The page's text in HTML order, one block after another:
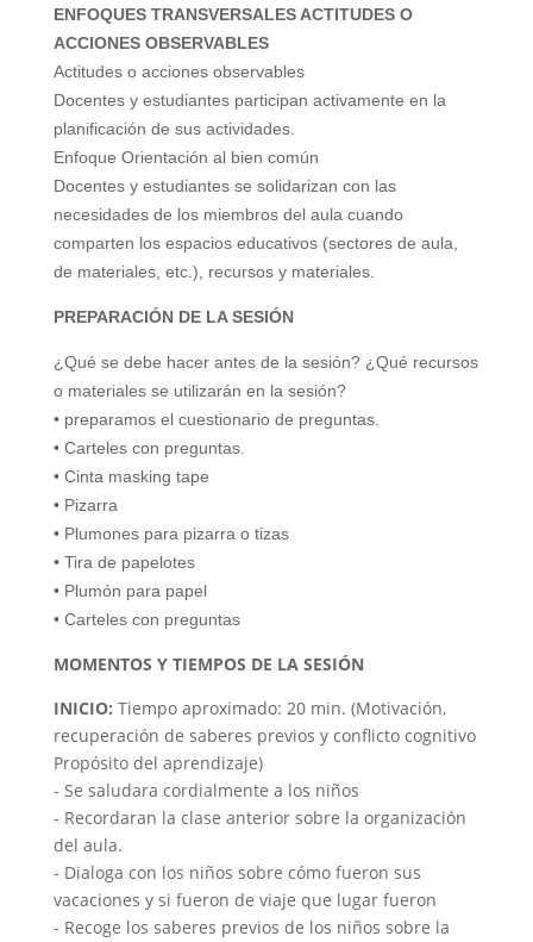
d
e
o
ENFOQUES TRANSVERSALES ACTITUDES O
ACCIONES OBSERVABLES
Actitudes o acciones observables
Docentes y estudiantes participan activamente en la
planificación de sus actividades.
Enfoque Orientación al bien común
Docentes y estudiantes se solidarizan con las
necesidades de los miembros del aula cuando
comparten los espacios educativos (sectores de aula,
de materiales, etc.), recursos y materiales.
PREPARACIÓN DE LA SESIÓN
¿Qué se debe hacer antes de la sesión? ¿Qué recursos
o materiales se utilizarán en la sesión?
• preparamos el cuestionario de preguntas.
• Carteles con preguntas.
• Cinta masking tape
• Pizarra
• Plumones para pizarra o tizas
• Tira de papelotes
• Plumón para papel
• Carteles con preguntas
MOMENTOS Y TIEMPOS DE LA SESIÓN
INICIO: Tiempo aproximado: 20 min. (Motivación,
recuperación de saberes previos y conflicto cognitivo
Propósito del aprendizaje)
- Se saludara cordialmente a los niños
- Recordaran la clase anterior sobre la organización
del aula.
- Dialoga con los niños sobre cómo fueron sus
vacaciones y si fueron de viaje que lugar fueron
- Recoge los saberes previos de los niños sobre la